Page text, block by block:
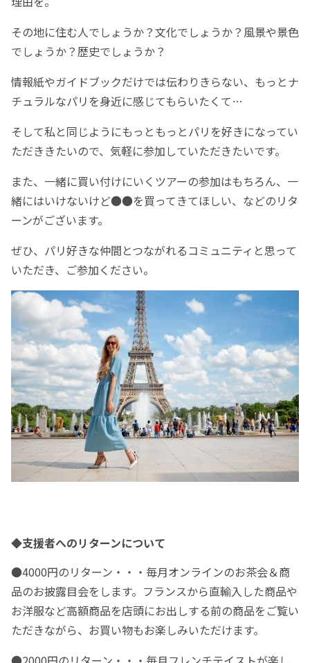
その地に住む人でしょうか？文化でしょうか？風景や景色
でしょうか？歴史でしょうか？
情報紙やガイドブックだけでは伝わりきらない、もっとナ
チュラルなパリを身近に感じてもらいたくて…
そして私と同じようにもっともっとパリを好きになってい
ただききたいので、気軽に参加していただきたいです。
また、一緒に買い付けにいくツアーの参加はもちろん、一
緒にはいけないけど●●を買ってきてほしい、などのリタ
ーンがございます。
ぜひ、パリ好きな仲間とつながれるコミュニティと思って
いただき、ご参加ください。
◆支援者へのリターンについて
●4000円のリターン・・・毎月オンラインのお茶会＆商
品のお披露目会をします。フランスから直輸入した商品や
お洋服など高額商品を店頭にお出しする前の商品をご覧い
ただきながら、お買い物もお楽しみいただけます。